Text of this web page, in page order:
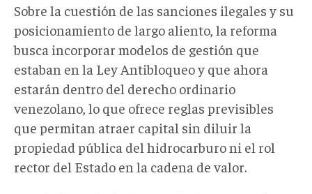
Sobre la cuestión de las sanciones ilegales y su
posicionamiento de largo aliento, la reforma
busca incorporar modelos de gestión que
estaban en la Ley Antibloqueo y que ahora
estarán dentro del derecho ordinario
venezolano, lo que ofrece reglas previsibles
que permitan atraer capital sin diluir la
propiedad pública del hidrocarburo ni el rol
rector del Estado en la cadena de valor.